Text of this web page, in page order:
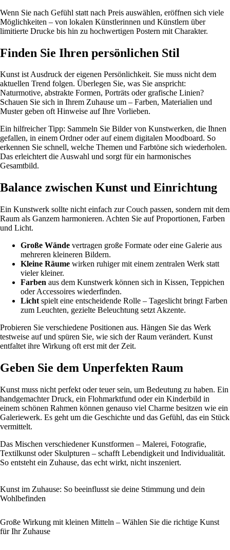
Wenn Sie nach Gefühl statt nach Preis auswählen, eröffnen sich viele
Möglichkeiten – von lokalen Künstlerinnen und Künstlern über
limitierte Drucke bis hin zu hochwertigen Postern mit Charakter.
Finden Sie Ihren persönlichen Stil
Kunst ist Ausdruck der eigenen Persönlichkeit. Sie muss nicht dem
aktuellen Trend folgen. Überlegen Sie, was Sie anspricht:
Naturmotive, abstrakte Formen, Porträts oder grafische Linien?
Schauen Sie sich in Ihrem Zuhause um – Farben, Materialien und
Muster geben oft Hinweise auf Ihre Vorlieben.
Ein hilfreicher Tipp: Sammeln Sie Bilder von Kunstwerken, die Ihnen
gefallen, in einem Ordner oder auf einem digitalen Moodboard. So
erkennen Sie schnell, welche Themen und Farbtöne sich wiederholen.
Das erleichtert die Auswahl und sorgt für ein harmonisches
Gesamtbild.
Balance zwischen Kunst und Einrichtung
Ein Kunstwerk sollte nicht einfach zur Couch passen, sondern mit dem
Raum als Ganzem harmonieren. Achten Sie auf Proportionen, Farben
und Licht.
Große Wände vertragen große Formate oder eine Galerie aus
mehreren kleineren Bildern.
Kleine Räume wirken ruhiger mit einem zentralen Werk statt
vieler kleiner.
Farben aus dem Kunstwerk können sich in Kissen, Teppichen
oder Accessoires wiederfinden.
Licht spielt eine entscheidende Rolle – Tageslicht bringt Farben
zum Leuchten, gezielte Beleuchtung setzt Akzente.
Probieren Sie verschiedene Positionen aus. Hängen Sie das Werk
testweise auf und spüren Sie, wie sich der Raum verändert. Kunst
entfaltet ihre Wirkung oft erst mit der Zeit.
Geben Sie dem Unperfekten Raum
Kunst muss nicht perfekt oder teuer sein, um Bedeutung zu haben. Ein
handgemachter Druck, ein Flohmarktfund oder ein Kinderbild in
einem schönen Rahmen können genauso viel Charme besitzen wie ein
Galeriewerk. Es geht um die Geschichte und das Gefühl, das ein Stück
vermittelt.
Das Mischen verschiedener Kunstformen – Malerei, Fotografie,
Textilkunst oder Skulpturen – schafft Lebendigkeit und Individualität.
So entsteht ein Zuhause, das echt wirkt, nicht inszeniert.
Kunst im Zuhause: So beeinflusst sie deine Stimmung und dein
Wohlbefinden
Große Wirkung mit kleinen Mitteln – Wählen Sie die richtige Kunst
für Ihr Zuhause